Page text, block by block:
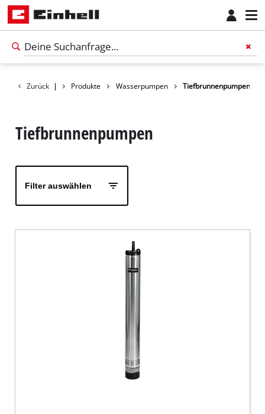
Zurück | Produkte Wasserpumpen Tiefbrunnenpumpen
Tiefbrunnenpumpen
Filter auswählen